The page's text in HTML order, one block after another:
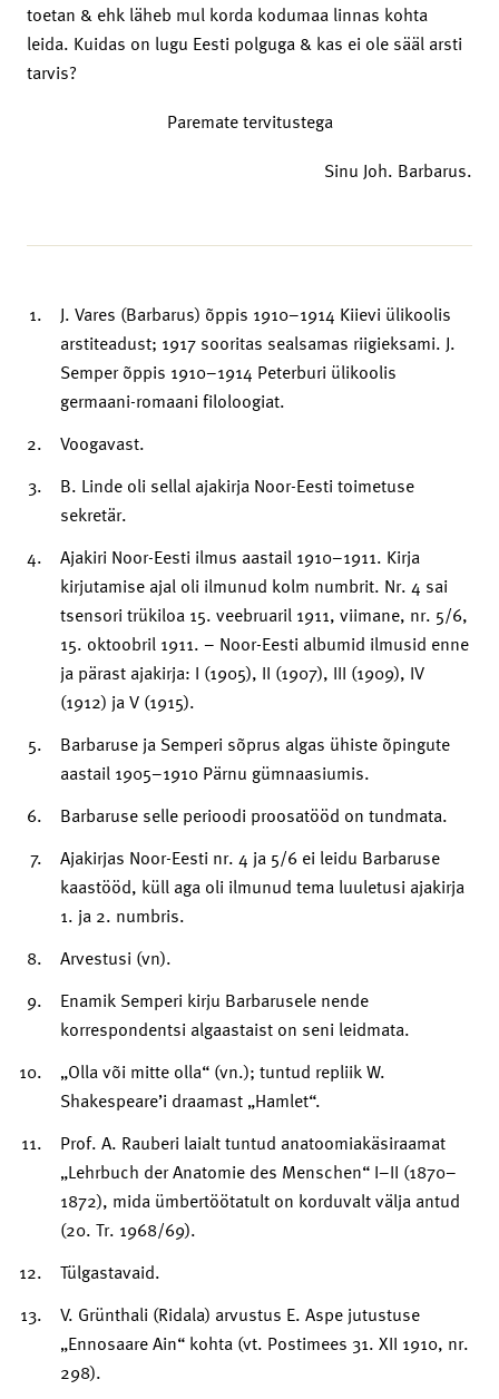
toetan & ehk läheb mul korda kodumaa linnas kohta
leida. Kuidas on lugu Eesti polguga & kas ei ole sääl arsti
tarvis?
Paremate tervitustega
Sinu Joh. Barbarus.
J. Vares (Barbarus) õppis 1910–1914 Kiievi ülikoolis
arstiteadust; 1917 sooritas sealsamas riigieksami. J.
Semper õppis 1910–1914 Peterburi ülikoolis
germaani-romaani filoloogiat.
Voogavast.
B. Linde oli sellal ajakirja Noor-Eesti toimetuse
sekretär.
Ajakiri Noor-Eesti ilmus aastail 1910–1911. Kirja
kirjutamise ajal oli ilmunud kolm numbrit. Nr. 4 sai
tsensori trükiloa 15. veebruaril 1911, viimane, nr. 5/6,
15. oktoobril 1911. – Noor-Eesti albumid ilmusid enne
ja pärast ajakirja: I (1905), II (1907), III (1909), IV
(1912) ja V (1915).
Barbaruse ja Semperi sõprus algas ühiste õpingute
aastail 1905–1910 Pärnu gümnaasiumis.
Barbaruse selle perioodi proosatööd on tundmata.
Ajakirjas Noor-Eesti nr. 4 ja 5/6 ei leidu Barbaruse
kaastööd, küll aga oli ilmunud tema luuletusi ajakirja
1. ja 2. numbris.
Arvestusi (vn).
Enamik Semperi kirju Barbarusele nende
korrespondentsi algaastaist on seni leidmata.
„Olla või mitte olla“ (vn.); tuntud repliik W.
Shakespeare’i draamast „Hamlet“.
Prof. A. Rauberi laialt tuntud anatoomiakäsiraamat
„Lehrbuch der Anatomie des Menschen“ I–II (1870–
1872), mida ümbertöötatult on korduvalt välja antud
(20. Tr. 1968/69).
Tülgastavaid.
V. Grünthali (Ridala) arvustus E. Aspe jutustuse
„Ennosaare Ain“ kohta (vt. Postimees 31. XII 1910, nr.
298).